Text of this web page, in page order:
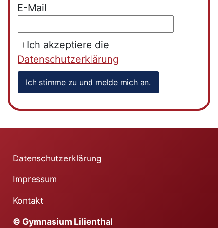
E-Mail
Ich akzeptiere die
Datenschutzerklärung
Datenschutzerklärung
Impressum
Kontakt
© Gymnasium Lilienthal